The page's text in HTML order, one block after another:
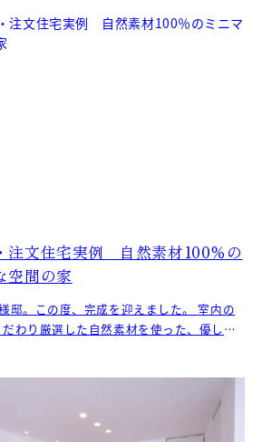
注文住宅実例 自然素材100％の
空間の家
。この度、完成を迎えました。 室内の
わり厳選した自然素材を使った、優しい